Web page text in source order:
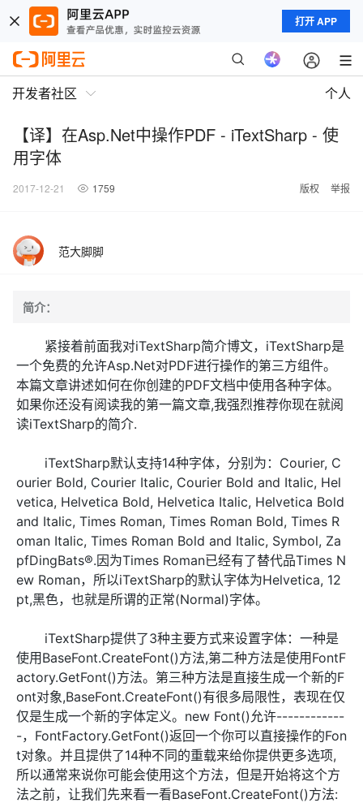
打开 APP
开发者社区 个人
【译】在Asp.Net中操作PDF - iTextSharp - 使
用字体
2017-12-21 1759 版权 举报
范大脚脚
简介：
紧接着前面我对iTextSharp简介博文，iTextSharp是
一个免费的允许Asp.Net对PDF进行操作的第三方组件。
本篇文章讲述如何在你创建的PDF文档中使用各种字体。
如果你还没有阅读我的第一篇文章,我强烈推荐你现在就阅
读iTextSharp的简介.
iTextSharp默认支持14种字体，分别为：Courier, C
ourier Bold, Courier Italic, Courier Bold and Italic, Hel
vetica, Helvetica Bold, Helvetica Italic, Helvetica Bold
and Italic, Times Roman, Times Roman Bold, Times R
oman Italic, Times Roman Bold and Italic, Symbol, Za
pfDingBats®.因为Times Roman已经有了替代品Times N
ew Roman，所以iTextSharp的默认字体为Helvetica, 12
pt,黑色，也就是所谓的正常(Normal)字体。
iTextSharp提供了3种主要方式来设置字体：一种是
使用BaseFont.CreateFont()方法,第二种方法是使用FontF
actory.GetFont()方法。第三种方法是直接生成一个新的F
ont对象,BaseFont.CreateFont()有很多局限性，表现在仅
仅是生成一个新的字体定义。new Font()允许------------
-，FontFactory.GetFont()返回一个你可以直接操作的Fon
t对象。并且提供了14种不同的重载来给你提供更多选项,
所以通常来说你可能会使用这个方法，但是开始将这个方
法之前，让我们先来看一看BaseFont.CreateFont()方法: